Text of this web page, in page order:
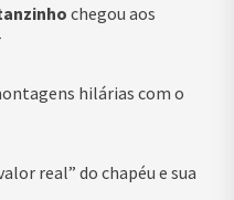
chegou aos
hilárias com o
real” do chapéu e sua